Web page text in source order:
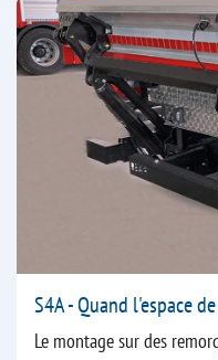
S4A - Quand l'espace
Le montage sur des